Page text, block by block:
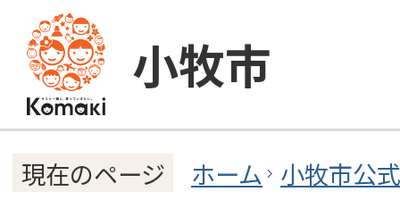
小牧市
現在のページ ホーム 小牧市公